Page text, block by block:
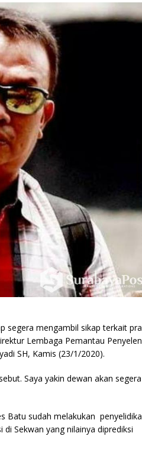
segera mengambil sikap terkait
Lembaga Pemantau
SH, Kamis (23/1/2020).
Saya yakin dewan akan segera
Batu sudah melakukan
Sekwan yang nilainya diprediksi